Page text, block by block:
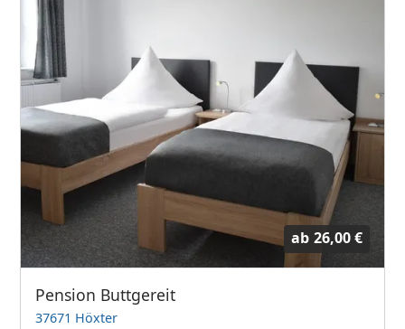
ab 26,00 €
Pension Buttgereit
37671 Höxter